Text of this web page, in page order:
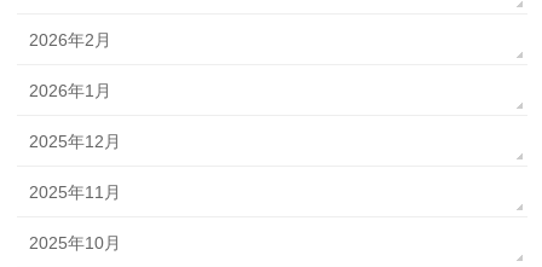
2026年2月
2026年1月
2025年12月
2025年11月
2025年10月